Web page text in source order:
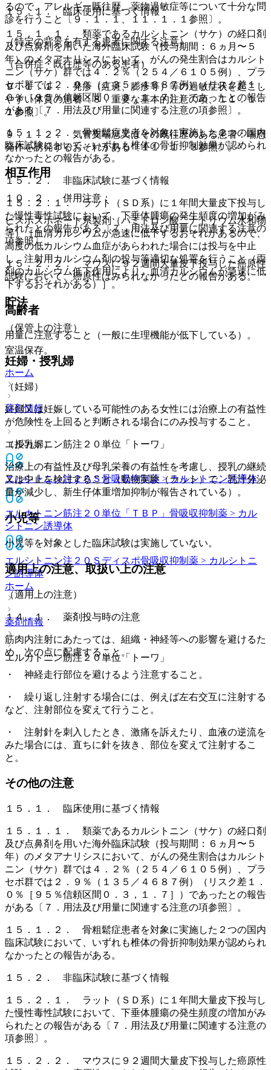
１５．１． 臨床使用に基づく情報
１５．１．１． 類薬であるカルシトニン（サケ）の経口剤
及び点鼻剤を用いた海外臨床試験（投与期間：６ヵ月〜５
年）のメタアナリシスにおいて、がんの発生割合はカルシト
ニン（サケ）群では４．２％（２５４／６１０５例）、プラ
セボ群では２．９％（１３５／４６８７例）（リスク差１．
０％［９５％信頼区間０．３，１．７］）であったとの報告
がある〔７．用法及び用量に関連する注意の項参照〕。
１５．１．２． 骨粗鬆症患者を対象に実施した２つの国内
臨床試験において、いずれも椎体の骨折抑制効果が認められ
なかったとの報告がある。
１５．２． 非臨床試験に基づく情報
１５．２．１． ラット（ＳＤ系）に１年間大量皮下投与し
た慢性毒性試験において、下垂体腫瘍の発生頻度の増加がみ
られたとの報告がある〔７．用法及び用量に関連する注意の
項参照〕。
１５．２．２． マウスに９２週間大量皮下投与した癌原性
試験において、癌原性はみられなかったとの報告がある。
貯法
（保管上の注意）
室温保存。
ホーム
薬剤情報
エルカトニン筋注２０単位「トーワ」
エルシトニン注２０Ｓ骨吸収抑制薬 > カルシトニン誘導体
エルカトニン筋注２０単位「ＴＢＰ」 骨吸収抑制薬 > カル
シトニン誘導体
エルシトニン注２０Ｓディスポ骨吸収抑制薬 > カルシトニ
ン誘導体
ホーム
薬剤情報
エルカトニン筋注２０単位「トーワ」
るので、アレルギー既往歴、薬物過敏症等について十分な問
診を行うこと〔９．１．１、１１．１．１参照〕。
（特定の背景を有する患者に関する注意）
（合併症・既往歴等のある患者）
９．１．１． 発疹（紅斑、膨疹等）等の過敏症状を起こし
やすい体質の患者〔８．重要な基本的注意の項、１１．１．
１参照〕。
９．１．２． 気管支喘息又はその既往歴のある患者：喘息
発作を誘発するおそれがある〔１１．１．３参照〕。
相互作用
１０．２． 併用注意：
ビスホスホネート系製剤（パミドロン酸二ナトリウム水和物
等）［血清カルシウムが急速に低下するおそれがあるので、
高度の低カルシウム血症があらわれた場合には投与を中止
し、注射用カルシウム剤の投与等適切な処置を行うこと（両
剤のカルシウム低下作用により、血清カルシウムが急速に低
下するおそれがある）］。
高齢者
用量に注意すること（一般に生理機能が低下している）。
妊婦・授乳婦
（妊婦）
妊婦又は妊娠している可能性のある女性には治療上の有益性
が危険性を上回ると判断される場合にのみ投与すること。
（授乳婦）
治療上の有益性及び母乳栄養の有益性を考慮し、授乳の継続
又は中止を検討すること（動物実験（ラット）で、乳汁分泌
量が減少し、新生仔体重増加抑制が報告されている）。
小児等
小児等を対象とした臨床試験は実施していない。
適用上の注意、取扱い上の注意
（適用上の注意）
１４．１． 薬剤投与時の注意
筋肉内注射にあたっては、組織・神経等への影響を避けるた
め、次の点に配慮すること。
・ 神経走行部位を避けるよう注意すること。
・ 繰り返し注射する場合には、例えば左右交互に注射する
など、注射部位を変えて行うこと。
・ 注射針を刺入したとき、激痛を訴えたり、血液の逆流を
みた場合には、直ちに針を抜き、部位を変えて注射するこ
と。
その他の注意
１５．１． 臨床使用に基づく情報
１５．１．１． 類薬であるカルシトニン（サケ）の経口剤
及び点鼻剤を用いた海外臨床試験（投与期間：６ヵ月〜５
年）のメタアナリシスにおいて、がんの発生割合はカルシト
ニン（サケ）群では４．２％（２５４／６１０５例）、プラ
セボ群では２．９％（１３５／４６８７例）（リスク差１．
０％［９５％信頼区間０．３，１．７］）であったとの報告
がある〔７．用法及び用量に関連する注意の項参照〕。
１５．１．２． 骨粗鬆症患者を対象に実施した２つの国内
臨床試験において、いずれも椎体の骨折抑制効果が認められ
なかったとの報告がある。
１５．２． 非臨床試験に基づく情報
１５．２．１． ラット（ＳＤ系）に１年間大量皮下投与し
た慢性毒性試験において、下垂体腫瘍の発生頻度の増加がみ
られたとの報告がある〔７．用法及び用量に関連する注意の
項参照〕。
１５．２．２． マウスに９２週間大量皮下投与した癌原性